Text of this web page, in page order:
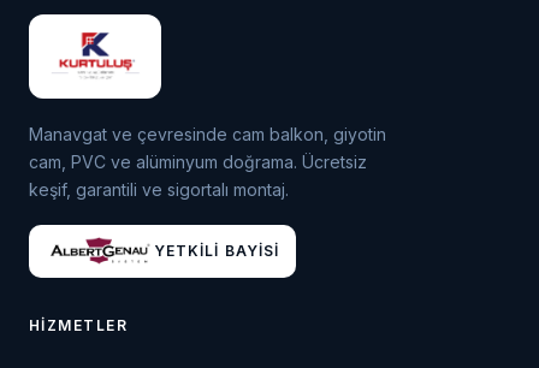
Manavgat ve çevresinde cam balkon, giyotin
cam, PVC ve alüminyum doğrama. Ücretsiz
keşif, garantili ve sigortalı montaj.
YETKILI BAYISI
HIZMETLER